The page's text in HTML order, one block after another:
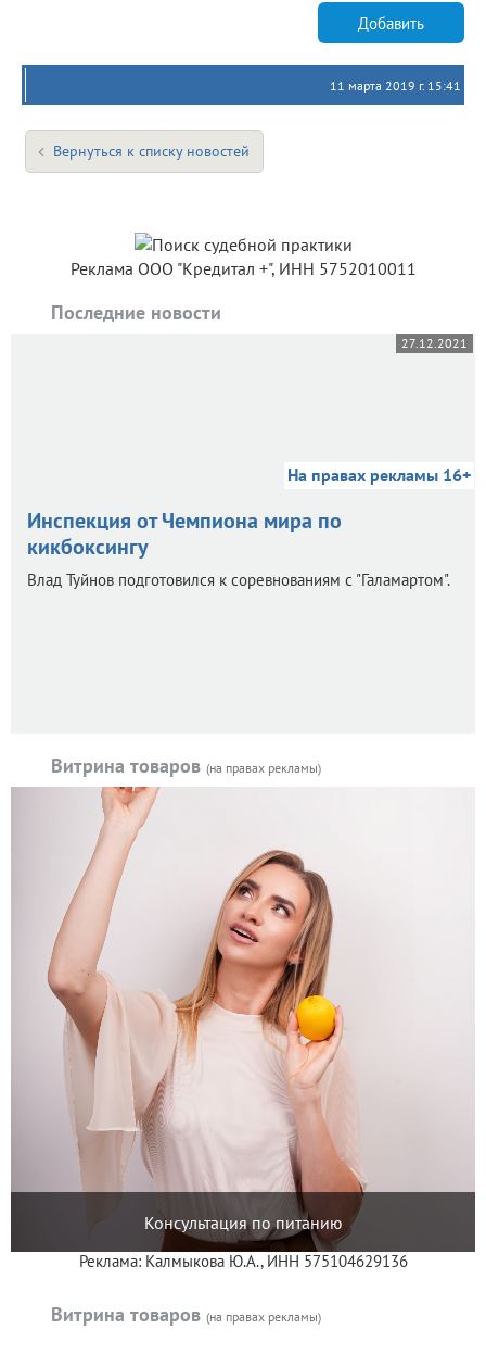
Добавить
11 марта 2019 г. 15:41
Вернуться к списку новостей
Реклама ООО "Кредитал +", ИНН 5752010011
Последние новости
27.12.2021
На правах рекламы 16+
Инспекция от Чемпиона мира по
кикбоксингу
Влад Туйнов подготовился к соревнованиям с "Галамартом".
Витрина товаров (на правах рекламы)
Консультация по питанию
Реклама: Калмыкова Ю.А., ИНН 575104629136
Витрина товаров (на правах рекламы)